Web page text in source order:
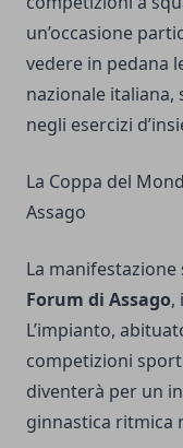
un’occasione
vedere in pedana
nazionale italiana,
negli esercizi
La Coppa del
Assago
La manifestazione
Forum di Assago,
L’impianto,
competizioni
diventerà per un
ginnastica ritmica